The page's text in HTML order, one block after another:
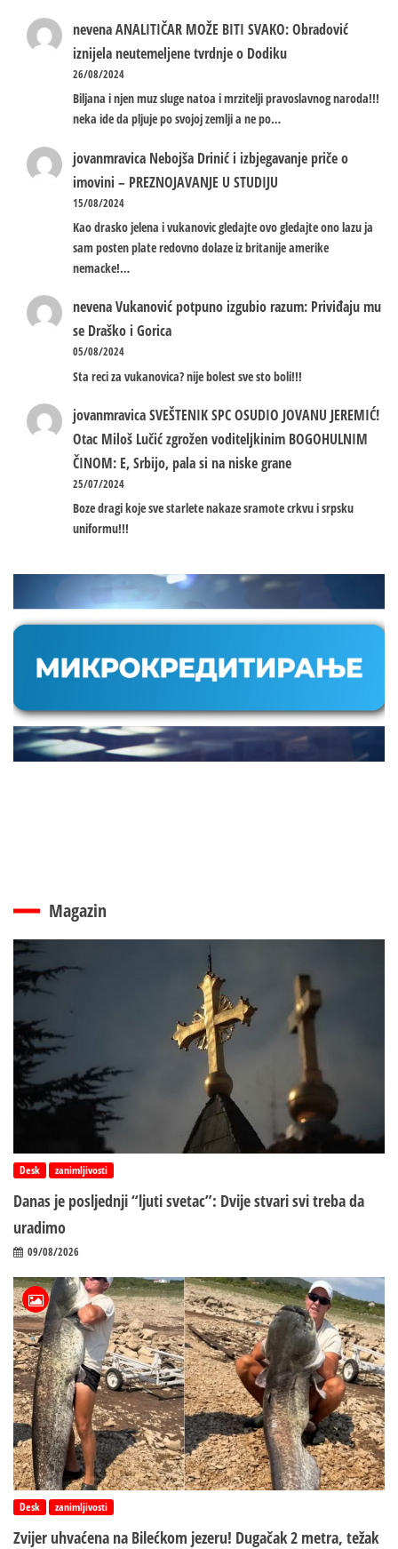
nevenaANALITIČAR MOŽE BITI SVAKO: Obradović
iznijela neutemeljene tvrdnje o Dodiku
26/08/2024
Biljana i njen muz sluge natoa i mrzitelji pravoslavnog naroda!!!
neka ide da pljuje po svojoj zemlji a ne po…
jovanmravica Nebojša Drinić i izbjegavanje priče o
imovini – PREZNOJAVANJE U STUDIJU
15/08/2024
Kao drasko jelena i vukanovic gledajte ovo gledajte ono lazu ja
sam posten plate redovno dolaze iz britanije amerike
nemacke!…
nevenaVukanović potpuno izgubio razum: Priviđaju mu
se Draško i Gorica
05/08/2024
Sta reci za vukanovica? nije bolest sve sto boli!!!
jovanmravicaSVEŠTENIK SPC OSUDIO JOVANU JEREMIĆ!
Otac Miloš Lučić zgrožen voditeljkinim BOGOHULNIM
ČINOM: E, Srbijo, pala si na niske grane
25/07/2024
Boze dragi koje sve starlete nakaze sramote crkvu i srpsku
uniformu!!!
Magazin
Desk zanimljivosti
Danas je posljednji “ljuti svetac”: Dvije stvari svi treba da
uradimo
09/08/2026
Desk zanimljivosti
Zvijer uhvaćena na Bilećkom jezeru! Dugačak 2 metra, težak